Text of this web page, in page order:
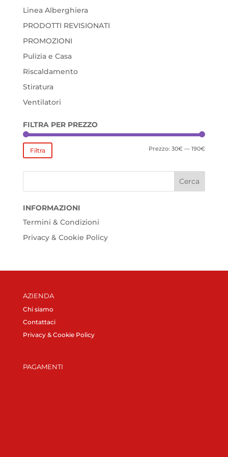
Linea Alberghiera
PRODOTTI REVISIONATI
PROMOZIONI
Pulizia e Casa
Riscaldamento
Stiratura
Ventilatori
FILTRA PER PREZZO
Prezzo
Prezzo
Filtra Prezzo:30€ —190€
INFORMAZIONI
Termini & Condizioni
Privacy & Cookie Policy
AZIENDA
Chi siamo
Contattaci
Privacy & Cookie Policy
PAGAMENTI